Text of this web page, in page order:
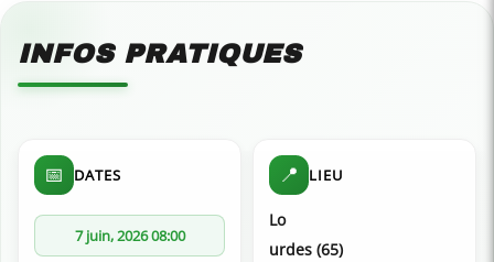
INFOS PRATIQUES
📅 DATES
7 juin, 2026 08:00
📍 LIEU
Lo
relaisvih12
urdes (65)